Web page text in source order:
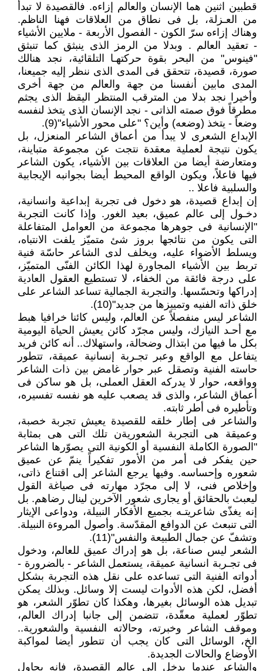
قطبين اثنين هما الإنسان والعالم إزاءه. فالقصيدة لا تبدأ
من العـزلة، بل فى نطاق من العلاقات فهنا الناظم.
وهناك إزاءه سرّ الكون - الفصول الأربعة - ملايين الأشياء
- تعقيد العالم . وبدلا من الرمز الذى ينبثق كما تنبثق
"فينوس" من البحر بقوة حركتهـا التلقائية، نجد هنالك
صورة، قصيدة، تتحقق فى المدى الذى ننظر إليه جميعنا،
المدى مابين أنفسنا من جهة والعالم من جهة أخرى
وأخيرا نجد بدلا من المترقب المنتظر اليقظ الذى يجثم
مطرقاً فوق صمته الذاتى - نجد الإنسان الذى يتخذ لنفسه
وضعاً - يتخذ (وضعه) وأين؟ "على محور الأشياء"(9).
الإبداع الشعرى لا يبدأ من أعماق الشاعر المنعزل، بل
يكون نتيجة لعملية معقدة نتجت عن مجموعة متباينة،
ومتعارضة أيضا من العلاقات بين الأشياء، يكون الشاعر
فيها فاعلاً، ويكون الواقع المحيط أيضا بجوانبه الإيجابية
والسلبية فاعلا ..
إن إبداع قصيدة، هو دخول فى تجربة إبداعية وانسانية،
دخـول إلى عالم عميق، بعيد الغور. وإذا كانت التجربة
"الإنسانية فى جوهرها مجموعة من العوامل المتفاعلة
التى يكون من نتائجها بروز شئ متميّز يلفت الانتباه،
ويسلط الأضواء عليه، ويخلف لدى الشاعر حاسّة فنية
تربط بين الأشياء المجاورة لهذا الكائن الفنّى المتميّز،
على درجة فائقة من الخفاء، لا تستطيع العقول العادية
إدراكها وتحسّسها. والتجربة الجمالية تساعد الشاعر على
خلق ذاته الفنيه وتمييزها من جديد"(10).
الشاعر ليس منفصلاً عن العالم، وليس كائنا خرافيا هبط
مع أحـد النيازك، وليس مجرّد كائن يعيش الحياة اليومية
بكل ما فيها من ابتذال وضحالة، واستهلاك.. أنه كائن فريد
يتفاعل مع الواقع وعبر تجـربة إنسانية عميقة، تتطور
حاسته الفنية وتصقل عبر حوار غامض بين ذات الشاعر
وواقعه، حوار لا يدركه العقل العملى، بل هو ساكن فى
أعماق الشاعر، والذى قد يصعب عليه هو نفسه تفسيره،
وتأطيره فى أطر ثابته.
والشاعر فى إطار خلقه للقصيدة يعيش تجربة خصبة،
وعميقة هى التجربة الشعوريةن تلك التى هى بمثابة
"الصورة الكاملة النفسية أو الكونية التى يصوّرها الشاعر
حين يفكر فى أمر من الأمور تفكيراً ينمّ عن عميق
شعوره وإحساسه. وفيها يرجع الشاعر إلى اقتناع ذاتى،
وإخلاص فنى، لا إلى مجرّد مهارته فى صياغة القول
ليعبث بالحقائق أو يجارى شعور الآخرين لينال رضاهم. بل
إنه يغذّى شاعريتـه بجميع الأفكار النبيلة، ودواعى الإيثار
التى تنبعث عن الدوافع المقدّسة. وأصول المروءة النبيلة.
وتشفّ عن جمال الطبيعة والنفس"(11).
الشعر ليس صناعة، بل هو إدراك عميق للعالم، ودخول
فى تجـربة انسانية عميقة، يستعمل الشاعر - بالضرورة -
أدواته الفنية التى تساعده على نقل هذه التجربة بشكل
أفضل، لكن هذه الأدوات ليست إلا وسائل. وبذلك يمكن
تبديل هذه الوسائل بغيرها، وهكذا كان تطوّر الشعر، هو
تطوّر لعملية معقّدة، تتضمن إلى جانبا إدراك العالم،
وموقف الشاعر وخبرته، وحالاته النفسية والشعورية..
الخ، الوسائل التى كان يجب أن تتطور أيضا لمواكبة
الأوضاع والحالات الجديدة.
والشاعر عندما بدخل إلى عالم القصيدة، فإنه يحاول